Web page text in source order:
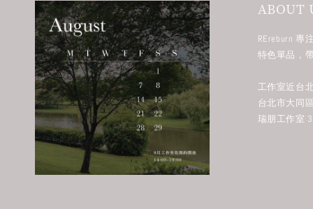
ABOUT
REreburn 專
特色單品，
工作室近台
台北市大同
瑞朋工作室